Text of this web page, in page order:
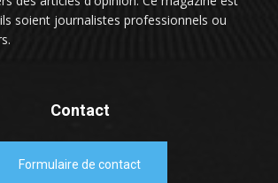
soient journalistes professionnels ou
Contact
Formulaire de contact